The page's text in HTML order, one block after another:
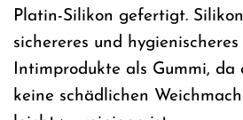
Platin-Silikon gefertigt.
sichereres und
Intimprodukte als Gummi, da
keine schädlichen